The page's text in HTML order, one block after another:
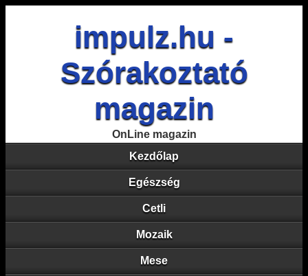
impulz.hu -
Szórakoztató
magazin
OnLine magazin
Kezdőlap
Egészség
Cetli
Mozaik
Mese